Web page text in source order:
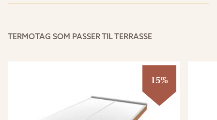
TERMOTAG SOM PASSER TIL TERRASSE
15%